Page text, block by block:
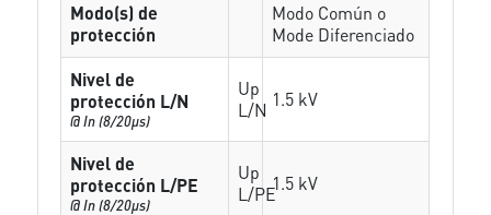
Modo(s) de
protección
Modo Común o
Mode Diferenciado
Nivel de
protección L/N
@ In (8/20µs)
Up
L/N 1.5 kV
Nivel de
protección L/PE
@ In (8/20µs)
Up
L/PE1.5 kV